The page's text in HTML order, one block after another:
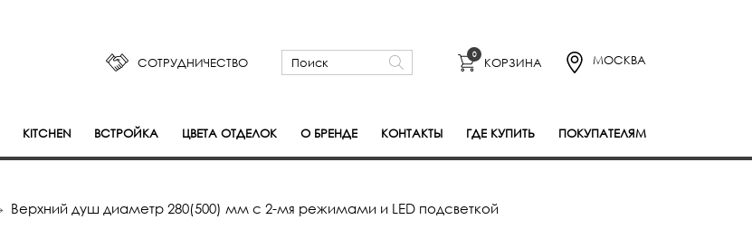
СОТРУДНИЧЕСТВО
0
КОРЗИНА МОСКВА
KITCHEN ВСТРОЙКА ЦВЕТА ОТДЕЛОК О БРЕНДЕ КОНТАКТЫ ГДЕ КУПИТЬ ПОКУПАТЕЛЯМ
Верхний душ диаметр 280(500) мм с 2-мя режимами и LED подсветкой